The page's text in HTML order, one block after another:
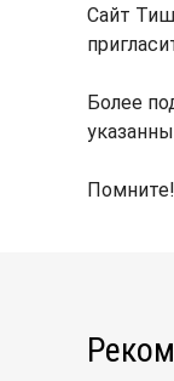
Сайт
Более